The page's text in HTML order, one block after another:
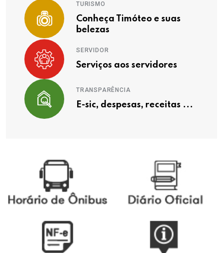
TURISMO
Conheça Timóteo e suas
belezas
SERVIDOR
Serviços aos servidores
TRANSPARÊNCIA
E-sic, despesas, receitas ...